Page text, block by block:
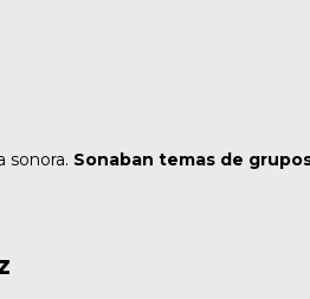
sonora. Sonaban temas de